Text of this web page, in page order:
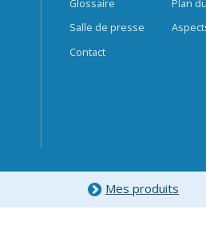
Glossaire
Salle de presse
Contact
Plan
Mes produits